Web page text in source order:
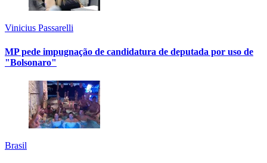
Vinicius Passarelli
MP pede impugnação de candidatura de deputada por uso de
"Bolsonaro"
Brasil